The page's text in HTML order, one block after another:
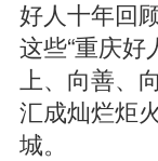
好人十年回
这些“重庆好
上、向善、
汇成灿烂炬
城。